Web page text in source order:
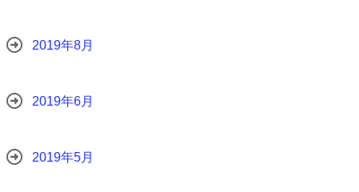
2019年8月
2019年6月
2019年5月